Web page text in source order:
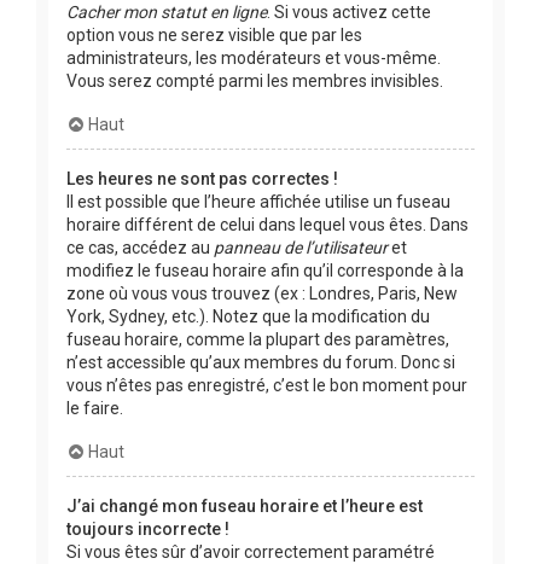
Cacher mon statut en ligne. Si vous activez cette
option vous ne serez visible que par les
administrateurs, les modérateurs et vous-même.
Vous serez compté parmi les membres invisibles.
Haut
Les heures ne sont pas correctes !
Il est possible que l’heure affichée utilise un fuseau
horaire différent de celui dans lequel vous êtes. Dans
ce cas, accédez au panneau de l’utilisateuret
modifiez le fuseau horaire afin qu’il corresponde à la
zone où vous vous trouvez (ex : Londres, Paris, New
York, Sydney, etc.). Notez que la modification du
fuseau horaire, comme la plupart des paramètres,
n’est accessible qu’aux membres du forum. Donc si
vous n’êtes pas enregistré, c’est le bon moment pour
le faire.
Haut
J’ai changé mon fuseau horaire et l’heure est
toujours incorrecte !
Si vous êtes sûr d’avoir correctement paramétré